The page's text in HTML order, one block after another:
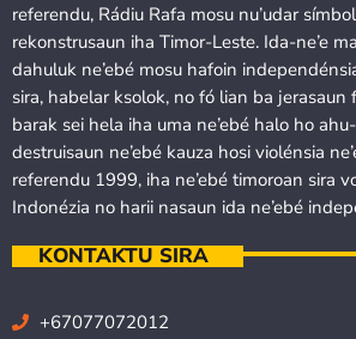
referendu, Rádiu Rafa mosu nu’udar
rekonstrusaun iha Timor-Leste. Ida-ne’e
dahuluk ne’ebé mosu hafoin
sira, habelar ksolok, no fó lian ba jerasaun
barak sei hela iha uma ne’ebé halo ho
destruisaun ne’ebé kauza hosi violénsia
referendu 1999, iha ne’ebé timoroan sira
Indonézia no harii nasaun ida ne’ebé
KONTAKTU SIRA
+67077072012